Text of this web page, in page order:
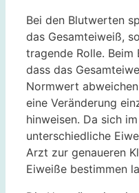
Bei den Blutwerten
das Gesamteiweiß,
tragende Rolle.
dass das
Normwert
eine Veränderung
hinweisen. Da sich
unterschiedliche
Arzt zur genaueren
Eiweiße bestimmen